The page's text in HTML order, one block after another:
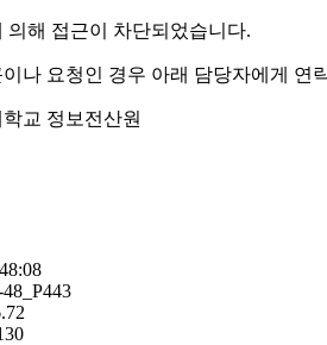
의해 접근이 차단되었습니다.
나 요청인 경우 아래 담당자에게 연
교 정보전산원